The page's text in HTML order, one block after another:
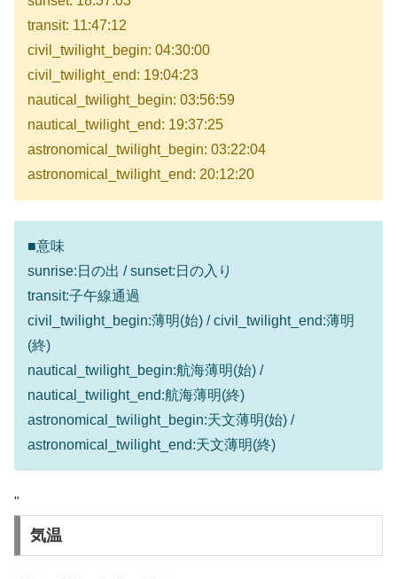
transit: 11:47:12
civil_twilight_begin: 04:30:00
civil_twilight_end: 19:04:23
nautical_twilight_begin: 03:56:59
nautical_twilight_end: 19:37:25
astronomical_twilight_begin: 03:22:04
astronomical_twilight_end: 20:12:20
■意味
sunrise:日の出 / sunset:日の入り
transit:子午線通過
civil_twilight_begin:薄明(始) / civil_twilight_end:薄明
(終)
nautical_twilight_begin:航海薄明(始) /
nautical_twilight_end:航海薄明(終)
astronomical_twilight_begin:天文薄明(始) /
astronomical_twilight_end:天文薄明(終)
"
気温